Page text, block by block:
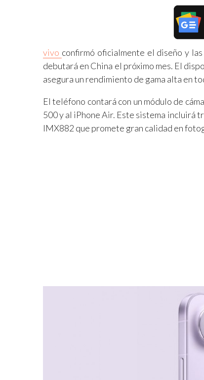
vivo confirmó oficialmente el diseño y
debutará en China el próximo mes. El
asegura un rendimiento de gama alta en
El teléfono contará con un módulo de
500 y al iPhone Air. Este sistema incluirá
IMX882 que promete gran calidad en